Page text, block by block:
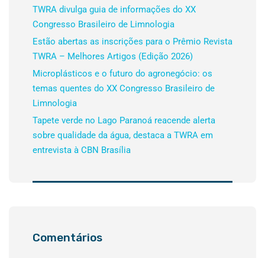
TWRA divulga guia de informações do XX
Congresso Brasileiro de Limnologia
Estão abertas as inscrições para o Prêmio Revista
TWRA – Melhores Artigos (Edição 2026)
Microplásticos e o futuro do agronegócio: os
temas quentes do XX Congresso Brasileiro de
Limnologia
Tapete verde no Lago Paranoá reacende alerta
sobre qualidade da água, destaca a TWRA em
entrevista à CBN Brasília
Comentários